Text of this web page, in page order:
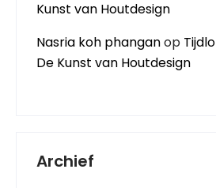
Kunst van Houtdesign
Nasria koh phanganop
De Kunst van Houtdesign
Archief